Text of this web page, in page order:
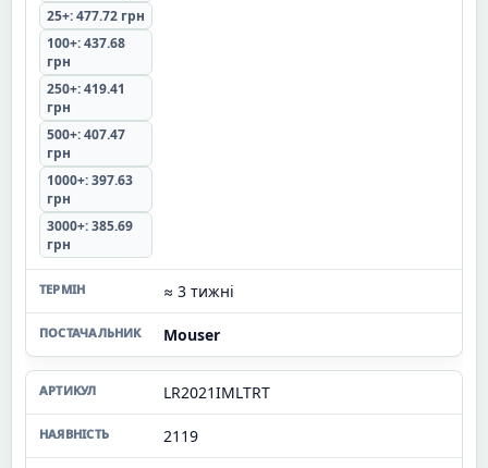
25+: 477.72 грн
100+: 437.68
грн
250+: 419.41
грн
500+: 407.47
грн
1000+: 397.63
грн
3000+: 385.69
грн
≈ 3 тижні
Mouser
LR2021IMLTRT
2119